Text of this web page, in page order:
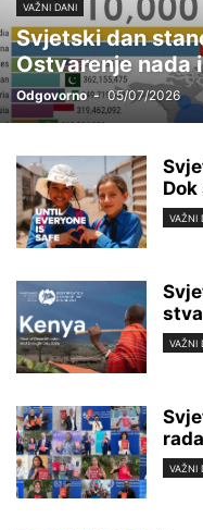
VAŽNI DANI
Svjetski dan
Ostvarenje nada
Odgovorno - 05/07/2026
VAŽNI
VAŽNI
VAŽNI